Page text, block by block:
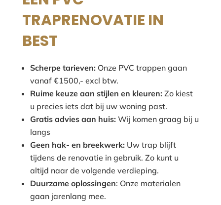
TRAPRENOVATIE IN
BEST
Scherpe tarieven: Onze PVC trappen gaan
vanaf €1500,- excl btw.
Ruime keuze aan stijlen en kleuren: Zo kiest
u precies iets dat bij uw woning past.
Gratis advies aan huis: Wij komen graag bij u
langs
Geen hak- en breekwerk: Uw trap blijft
tijdens de renovatie in gebruik. Zo kunt u
altijd naar de volgende verdieping.
Duurzame oplossingen: Onze materialen
gaan jarenlang mee.